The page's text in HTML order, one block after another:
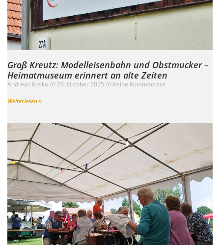
Groß Kreutz: Modelleisenbahn und Obstmucker –
Heimatmuseum erinnert an alte Zeiten
Andreas Koska 29. Oktober 2025
Keine Kommentare
Weiterlesen »